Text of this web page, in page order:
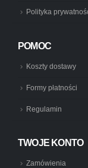
Polityka
POMOC
Koszty dostawy
Formy płatności
Regulamin
TWOJE KONTO
Zamówienia